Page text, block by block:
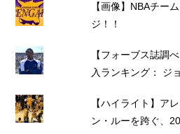
【画像】NBAチー
ジ！！
【フォーブス誌調
入ランキング： ジ
【ハイライト】ア
ン・ルーを跨ぐ、